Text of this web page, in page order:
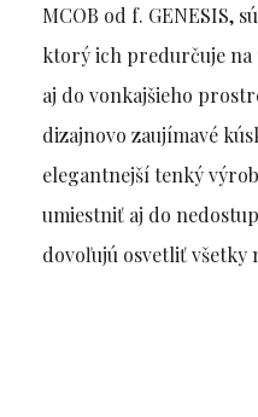
MCOB od f. GENESIS,
ktorý ich predurčuje na
aj do vonkajšieho
dizajnovo zaujímavé
elegantnejší tenký
umiestniť aj do
dovoľujú osvetliť všetky